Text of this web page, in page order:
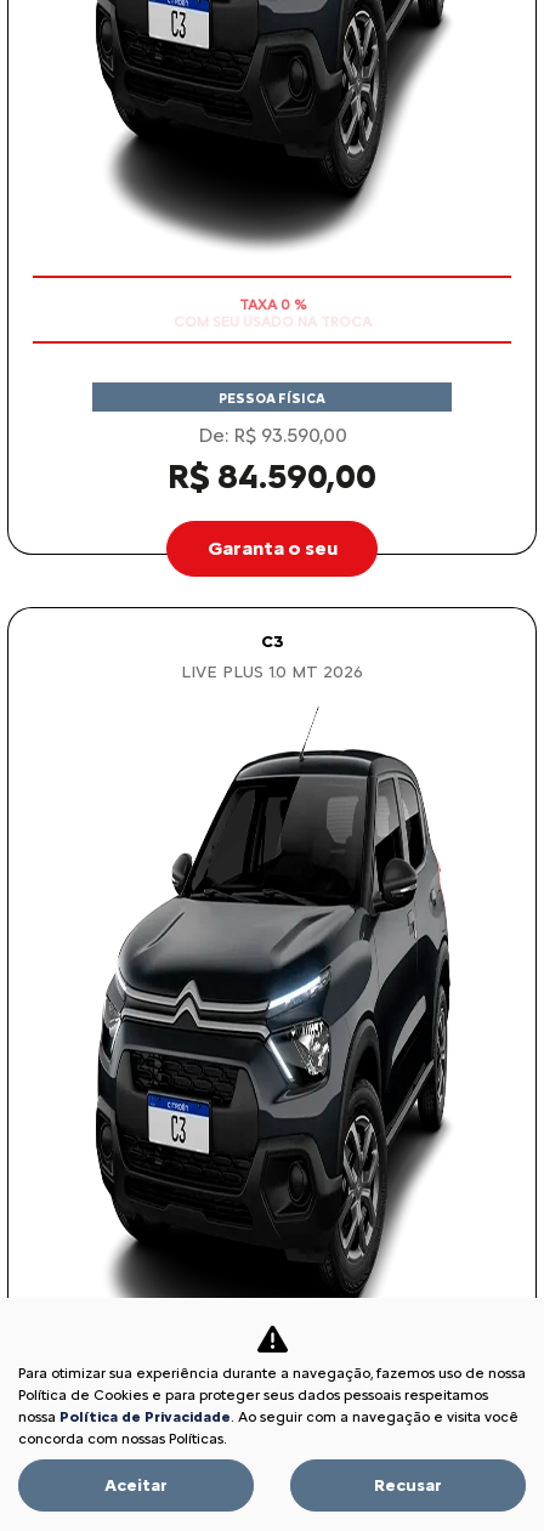
PESSOA FÍSICA
De: R$ 93.590,00
R$ 84.590,00
Garanta o seu
C3
LIVE PLUS 1.0 MT 2026
COM SEU USADO NA TROCA
PESSOA FÍSICA
Para otimizar sua experiência durante a navegação, fazemos uso de nossa
Política de Cookies e para proteger seus dados pessoais respeitamos
nossa Política de Privacidade. Ao seguir com a navegação e visita você
concorda com nossas Políticas.
Aceitar Recusar